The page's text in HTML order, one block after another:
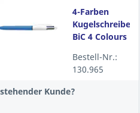
4-Farben
Kugelschreiber
BiC 4 Colours
rot/blau/grün/
Bestell-Nr.:
130.965
Kunde?